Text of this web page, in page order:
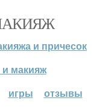
и причесок
и макияж
игры отзывы